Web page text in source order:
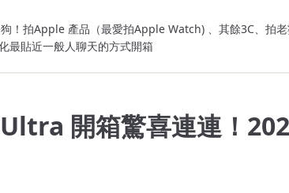
！拍Apple 產品（最愛拍Apple Watch) 、其餘3C、拍
最貼近一般人聊天的方式開箱
開箱驚喜連連！